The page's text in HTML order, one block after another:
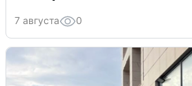
7 августа 0